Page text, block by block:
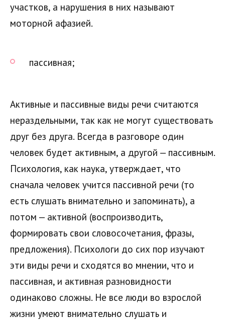
участков, а нарушения в них называют
моторной афазией.
пассивная;
Активные и пассивные виды речи считаются
нераздельными, так как не могут существовать
друг без друга. Всегда в разговоре один
человек будет активным, а другой — пассивным.
Психология, как наука, утверждает, что
сначала человек учится пассивной речи (то
есть слушать внимательно и запоминать), а
потом — активной (воспроизводить,
формировать свои словосочетания, фразы,
предложения). Психологи до сих пор изучают
эти виды речи и сходятся во мнении, что и
пассивная, и активная разновидности
одинаково сложны. Не все люди во взрослой
жизни умеют внимательно слушать и